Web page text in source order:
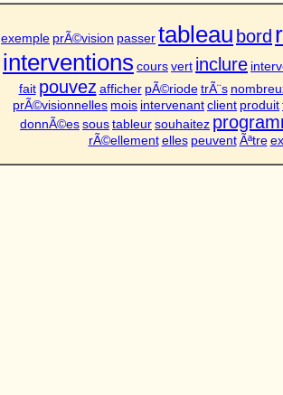
exemple prÃ©vision passertableau bord
interventions coursvert inclure
fait pouvez afficher pÃ©riode trÃ¨s
prÃ©visionnelles mois intervenantclient produit
donnÃ©essoustableursouhaitez
rÃ©ellement elles peuvent Ãªtre